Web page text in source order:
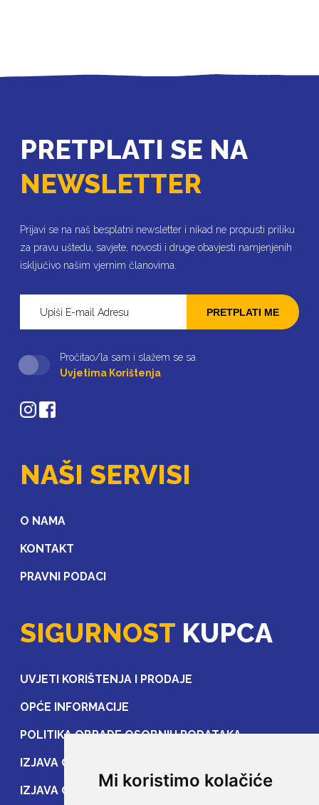
Mi koristimo kolačiće
PRETPLATI SE NA
NEWSLETTER
Prijavi se na naš besplatni newsletter i nikad ne propusti priliku
za pravu uštedu, savjete, novosti i druge obavjesti namjenjenih
isključivo našim vjernim članovima.
PRETPLATI ME
Pročitao/la sam i slažem se sa
Uvjetima Korištenja
NAŠI SERVISI
O NAMA
KONTAKT
PRAVNI PODACI
SIGURNOST KUPCA
UVJETI KORIŠTENJA I PRODAJE
OPĆE INFORMACIJE
POLITIKA OBRADE OSOBNIH PODATAKA
IZJAVA O ZAŠTITI OSOBNIH PODATAKA
IZJAVA O ZAŠTITI PRIJENOSA PODATAKA